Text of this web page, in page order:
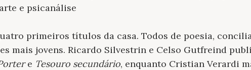
e psicanálise
primeiros títulos da casa. Todos de poesia,
mais jovens. Ricardo Silvestrin e Celso Gutfreind
e Tesouro secundário, enquanto Cristian Verardi